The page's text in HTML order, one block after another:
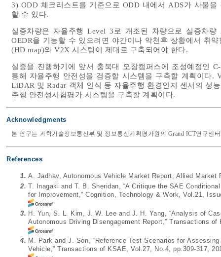
3) ODD 체크리스트를 기준으로 ODD 내에서 ADS가 사물
할 수 있다.
실증차량은 자율주행 Level 3로 개조된 차량으로 실증차
OEDR을 기능할 수 있으려면 야간이나 악천후 상황에서 취
(HD map)와 V2X 시스템이 제대로 구축되어야 한다.
실증을 진행하기에 앞서 충북대 오창캠퍼스에 조성예정인
통해 자율주행 안전성을 검증할 시스템을 구축할 계획이다.
LiDAR 및 Radar 객체 인식 등 자율주행 환경인지 센서의 성
주행 안전성시험평가 시스템을 구축할 계획이다.
Acknowledgments
본 연구는 과학기술정보통신부 및 정보통신기획평가원의 Grand ICT연구센
References
1. A. Jadhav, Autonomous Vehicle Market Report, Allied Market
2. T. Inagaki and T. B. Sheridan, “A Critique the SAE
for Improvement,” Cognition, Technology & Work, Vol.21,
3. H. Yun, S. L. Kim, J. W. Lee and J. H. Yang, “Analysis of
Autonomous Driving Disengagement Report,” Transactions
4. M. Park and J. Son, “Reference Test Scenarios for
Vehicle,” Transactions of KSAE, Vol.27, No.4, pp.309-317,